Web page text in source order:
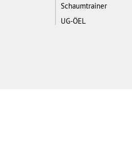
Schaumtrainer
UG-ÖEL